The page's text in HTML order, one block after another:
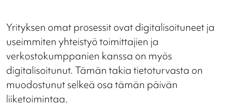
Yrityksen omat prosessit ovat digitalisoituneet ja
useimmiten yhteistyö toimittajien ja
verkostokumppanien kanssa on myös
digitalisoitunut. Tämän takia tietoturvasta on
muodostunut selkeä osa tämän päivän
liiketoimintaa.